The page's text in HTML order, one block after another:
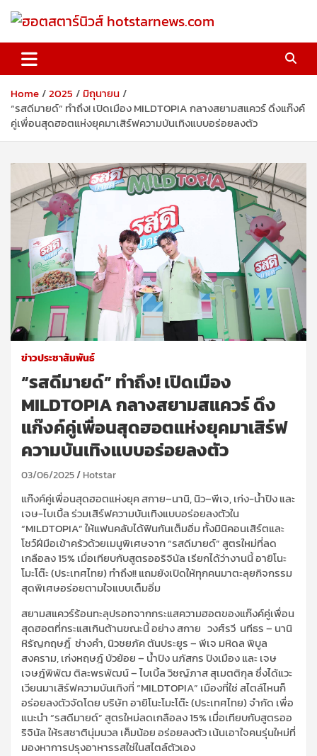
ฮอตสตาร์นิวส์ hotstarnews.com
Home 2025
มิถุนายน
“รสดีมายด์” ทำถึง! เปิดเมือง MILDTOPIA กลางสยามสแควร์ ดึงแก๊งค์
คู่เพื่อนสุดฮอตแห่งยุคมาเสิร์ฟความบันเทิงแบบอร่อยลงตัว
ข่าวประชาสัมพันธ์
“รสดีมายด์” ทำถึง! เปิดเมือง
MILDTOPIA กลางสยามสแควร์ ดึง
แก๊งค์คู่เพื่อนสุดฮอตแห่งยุคมาเสิร์ฟ
ความบันเทิงแบบอร่อยลงตัว
03/06/2025 Hotstar
แก๊งค์คู่เพื่อนสุดฮอตแห่งยุคสกาย–นานิ,นิว–พีเจ,เก่ง-น้ำปิง และ
เจษ-ไบเบิ้ลร่วมเสิร์ฟความบันเทิงแบบอร่อยลงตัวใน
“MILDTOPIA”ให้แฟนคลับได้ฟินกันเต็มอิ่ม ทั้งมินิคอนเสิร์ตและ
โชว์ฝีมือเข้าครัวด้วยเมนูพิเศษจาก “รสดีมายด์”สูตรใหม่ที่ลด
เกลือลง15%เมื่อเทียบกับสูตรออริจินัล เรียกได้ว่างานนี้อายิโนะ
โมะโต๊ะ (ประเทศไทย) ทำถึง!!แถมยังเปิดให้ทุกคนมาตะลุยกิจกรรม
สุดพิเศษอร่อยตามใจแบบเต็มอิ่ม
สยามสแควร์ร้อนทะลุปรอทจากกระแสความฮอตของแก๊งค์คู่เพื่อน
สุดฮอตที่กระแสเกินต้านขณะนี้อย่างสกาย วงศ์รวี นทีธร– นานิ
หิรัญกฤษฎิ์ ช่างคำ,นิวชยภัค ตันประยูร–พีเจ มหิดล พิบูล
สงคราม,เก่งหฤษฎ์ บัวย้อย– น้ำปิงนภัสกร ปิงเมือง และเจษ
เจษฎ์พิพัฒติละพรพัฒน์–ไบเบิ้ล วิชญ์ภาสสุเมตติกุลซึ่งได้แวะ
เวียนมาเสิร์ฟความบันเทิงที่“MILDTOPIA” เมืองที่ใช่ สไตล์ไหนก็
อร่อยลงตัวจัดโดย บริษัทอายิโนะโมะโต๊ะ (ประเทศไทย) จำกัด เพื่อ
แนะนำ“รสดีมายด์”สูตรใหม่ลดเกลือลง15%เมื่อเทียบกับสูตรออ
ริจินัลให้รสชาตินุ่มนวล เค็มน้อย อร่อยลงตัวเน้นเอาใจคนรุ่นใหม่ที่
มองหาการปรุงอาหารรสใช่ในสไตล์ตัวเอง